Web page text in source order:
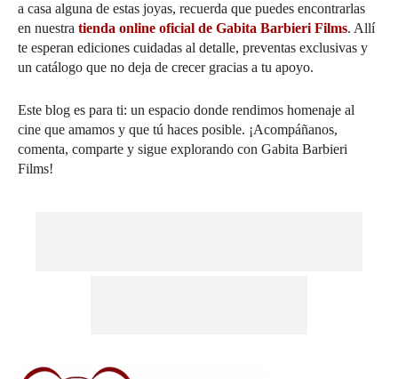
a casa alguna de estas joyas, recuerda que puedes encontrarlas
en nuestra tienda online oficial de Gabita Barbieri Films. Allí
te esperan ediciones cuidadas al detalle, preventas exclusivas y
un catálogo que no deja de crecer gracias a tu apoyo.
Este blog es para ti: un espacio donde rendimos homenaje al
cine que amamos y que tú haces posible. ¡Acompáñanos,
comenta, comparte y sigue explorando con Gabita Barbieri
Films!